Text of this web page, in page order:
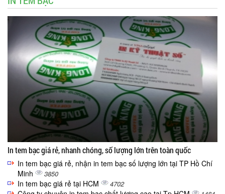
In tem bạc giá rẻ, nhanh chóng, số lượng lớn trên toàn quốc
In tem bạc giá rẻ, nhận in tem bạc số lượng lớn tại TP Hồ Chí
Minh
3850
In tem bạc giá rẻ tại HCM 4702